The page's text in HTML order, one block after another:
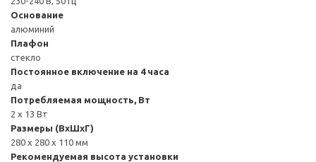
Основание
алюминий
Плафон
стекло
Постоянное включение на 4 часа
да
Потребляемая мощность, Вт
2 х 13 Вт
Размеры (ВxШxГ)
280 x 280 x 110 мм
Рекомендуемая высота установки